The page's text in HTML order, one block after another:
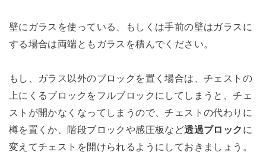
壁にガラスを使っている、もしくは手前の壁はガラスに
する場合は両端ともガラスを積んでください。
もし、ガラス以外のブロックを置く場合は、チェストの
上にくるブロックをフルブロックにしてしまうと、チェ
ストが開かなくなってしまうので、チェストの代わりに
樽を置くか、階段ブロックや感圧板など透過ブロック に
変えてチェストを開けられるようにしておきましょう。